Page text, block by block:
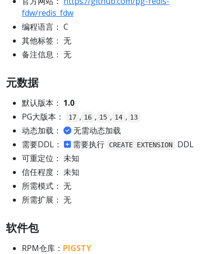
fdw/redis_fdw
编程语言： C
其他标签： 无
备注信息： 无
元数据
默认版本： 1.0
PG大版本：
17 , 16 , 15 , 14 , 13
动态加载：
无需动态加载
需要DDL：
需要执行 CREATE EXTENSION
DDL
可重定位： 未知
信任程度： 未知
所需模式： 无
所需扩展： 无
软件包
RPM仓库： PIGSTY